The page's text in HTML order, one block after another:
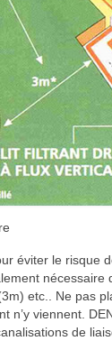
éviter le risque
etc.. Ne pas
n’y viennent.
de